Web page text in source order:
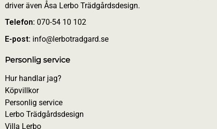
driver även Åsa Lerbo Trädgårdsdesign.
Telefon: 070-54 10 102
E-post: info@lerbotradgard.se
Personlig service
Hur handlar jag?
Köpvillkor
Personlig service
Lerbo Trädgårdsdesign
Villa Lerbo